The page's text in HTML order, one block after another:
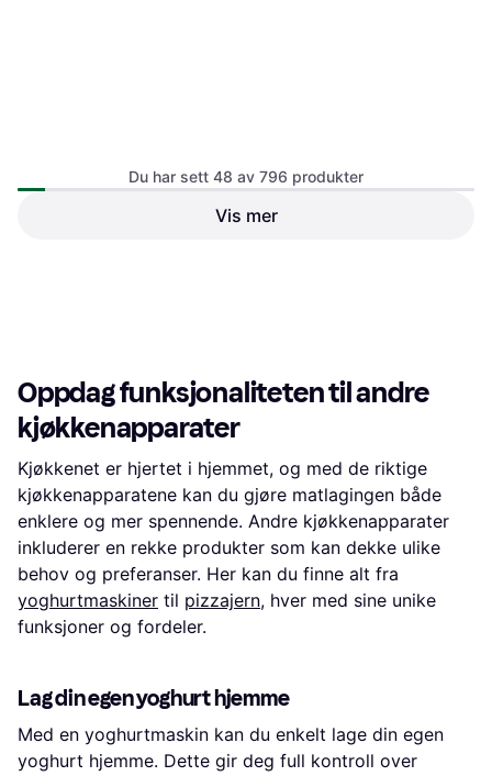
Sølv, Indikatorlampe, Non-stick
belegg, Avtagbar plate, Gummifot,
Du har sett 48 av 796 produkter
Vis mer
Oppdag funksjonaliteten til andre
kjøkkenapparater
Kjøkkenet er hjertet i hjemmet, og med de riktige
kjøkkenapparatene kan du gjøre matlagingen både
enklere og mer spennende. Andre kjøkkenapparater
inkluderer en rekke produkter som kan dekke ulike
behov og preferanser. Her kan du finne alt fra
yoghurtmaskiner til pizzajern, hver med sine unike
funksjoner og fordeler.
Lag din egen yoghurt hjemme
Med en yoghurtmaskin kan du enkelt lage din egen
yoghurt hjemme. Dette gir deg full kontroll over